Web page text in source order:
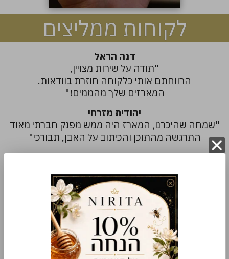
לקוחות ממליצים
דנה הראל
"תודה על שירות מצויין,
הרווחתם אותי כלקוחה חוזרת בוודאות.
המארזים שלך מהממים!"
יהודית מזרחי
"שמחה שהיכרנו, המארז היה ממש מפנק חברתי מאוד
התרגשה מהתוכן והכיתוב על האבן, תבורכי"
ליאת כהן
"מקצועיות ללא פשרות!
תודה על מענה מהיר ופתרון יצירתי.
מתנות מושלמות!"
תמר פורטנוי
"הכל מקסים , הגיע המשלוח ליום האישה לעובדים ,
תודה על הכל!"